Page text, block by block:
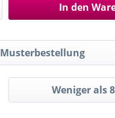
In den
Musterbestellung